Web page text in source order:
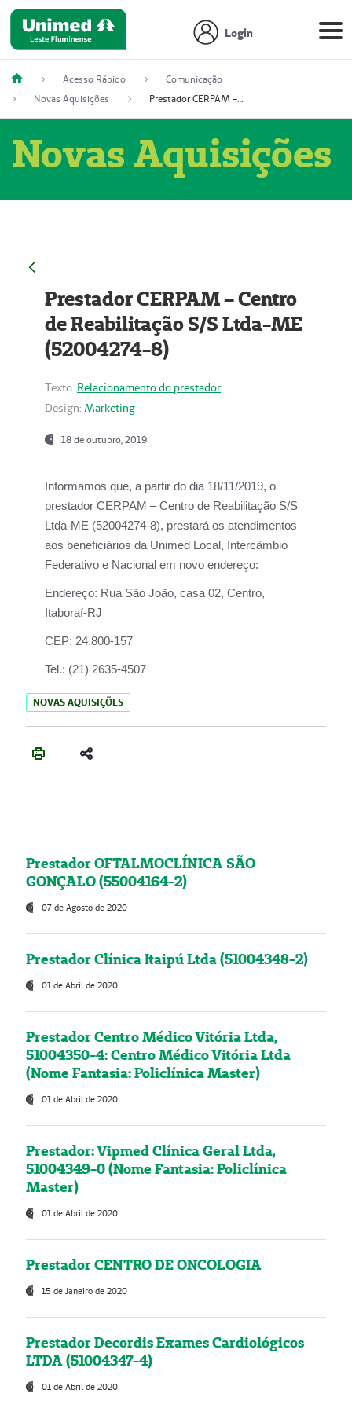
Login
Acesso Rápido
Comunicação
Novas Aquisições
Prestador CERPAM – Centro de Reabilitação S/S Ltda-ME (52004274-8)
Novas Aquisições
Prestador CERPAM – Centro
de Reabilitação S/S Ltda-ME
(52004274-8)
Texto: Relacionamento do prestador
Design: Marketing
18 de outubro, 2019
Informamos que, a partir do dia 18/11/2019, o
prestador CERPAM – Centro de Reabilitação S/S
Ltda-ME (52004274-8), prestará os atendimentos
aos beneficiários da Unimed Local, Intercâmbio
Federativo e Nacional em novo endereço:
Endereço: Rua São João, casa 02, Centro,
Itaboraí-RJ
CEP: 24.800-157
Tel.: (21) 2635-4507
NOVAS AQUISIÇÕES
Prestador OFTALMOCLÍNICA SÃO
GONÇALO (55004164-2)
07 de Agosto de 2020
Prestador Clínica Itaipú Ltda (51004348-2)
01 de Abril de 2020
Prestador Centro Médico Vitória Ltda,
51004350-4: Centro Médico Vitória Ltda
(Nome Fantasia: Policlínica Master)
01 de Abril de 2020
Prestador: Vipmed Clínica Geral Ltda,
51004349-0 (Nome Fantasia: Policlínica
Master)
01 de Abril de 2020
Prestador CENTRO DE ONCOLOGIA
15 de Janeiro de 2020
Prestador Decordis Exames Cardiológicos
LTDA (51004347-4)
01 de Abril de 2020